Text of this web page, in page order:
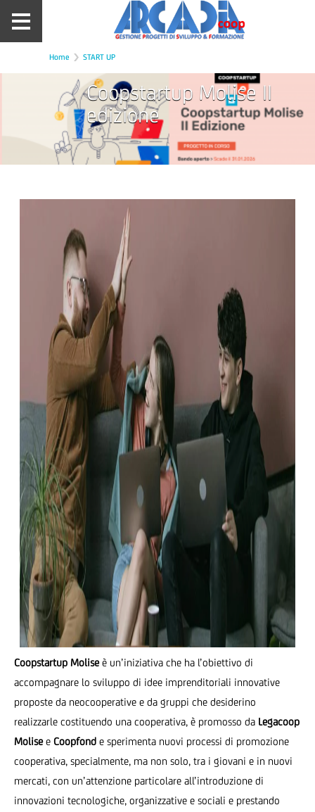
Home START UP
Coopstartup Molise II
edizione
Coopstartup Moliseè un’iniziativa che ha l’obiettivo di
accompagnare lo sviluppo di idee imprenditoriali innovative
proposte da neocooperative e da gruppi che desiderino
realizzarle costituendo una cooperativa, è promosso da Legacoop
Molisee Coopfond e sperimenta nuovi processi di promozione
cooperativa, specialmente, ma non solo, tra i giovani e in nuovi
mercati, con un’attenzione particolare all’introduzione di
innovazioni tecnologiche, organizzative e sociali e prestando